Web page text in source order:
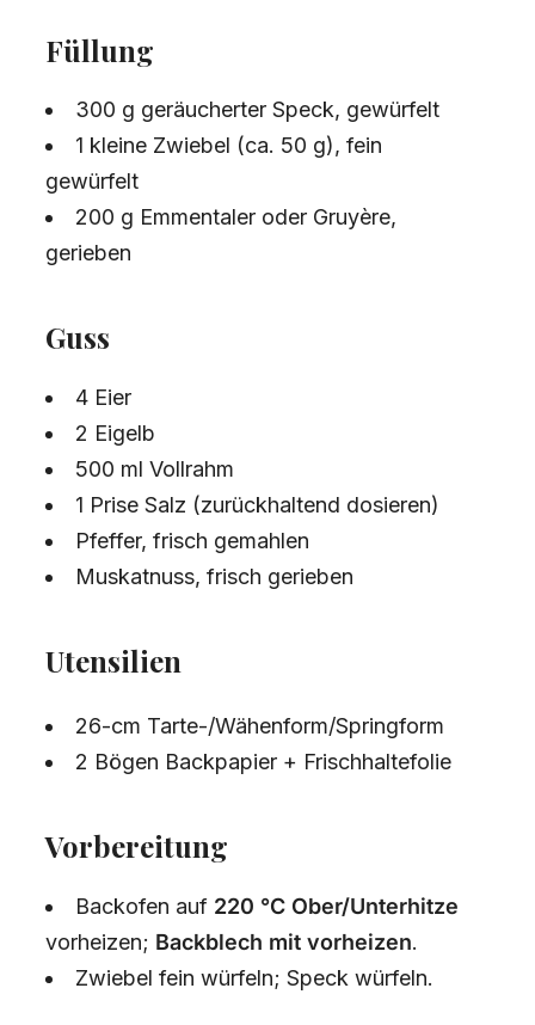
Füllung
300 g geräucherter Speck, gewürfelt
1 kleine Zwiebel (ca. 50 g), fein
gewürfelt
200 g Emmentaler oder Gruyère,
gerieben
Guss
4 Eier
2 Eigelb
500 ml Vollrahm
1 Prise Salz (zurückhaltend dosieren)
Pfeffer, frisch gemahlen
Muskatnuss, frisch gerieben
Utensilien
26-cm Tarte-/Wähenform/Springform
2 Bögen Backpapier + Frischhaltefolie
Vorbereitung
Backofen auf 220 °C Ober/Unterhitze
vorheizen; Backblech mit vorheizen.
Zwiebel fein würfeln; Speck würfeln.